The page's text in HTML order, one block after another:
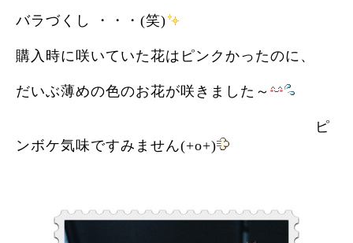
バラづくし ・・・(笑)
購入時に咲いていた花はピンクかったのに、
だいぶ薄めの色のお花が咲きました～
ピ
ンボケ気味ですみません(+o+)